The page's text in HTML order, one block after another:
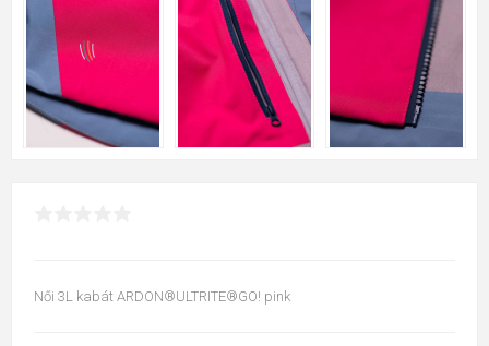
Női 3L kabát ARDON®ULTRITE®GO! pink